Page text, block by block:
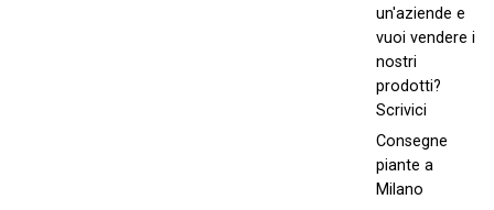
un'aziende e
vuoi vendere i
nostri
prodotti?
Scrivici
Consegne
piante a
Milano